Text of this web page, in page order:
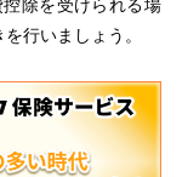
除を受けられる場
行いましょう。